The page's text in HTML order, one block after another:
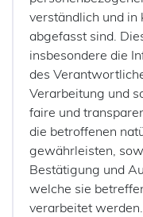
verständlich und in
abgefasst sind.
insbesondere die
des
Verarbeitung und
faire und
die betroffenen
gewährleisten,
Bestätigung und
welche sie
verarbeitet